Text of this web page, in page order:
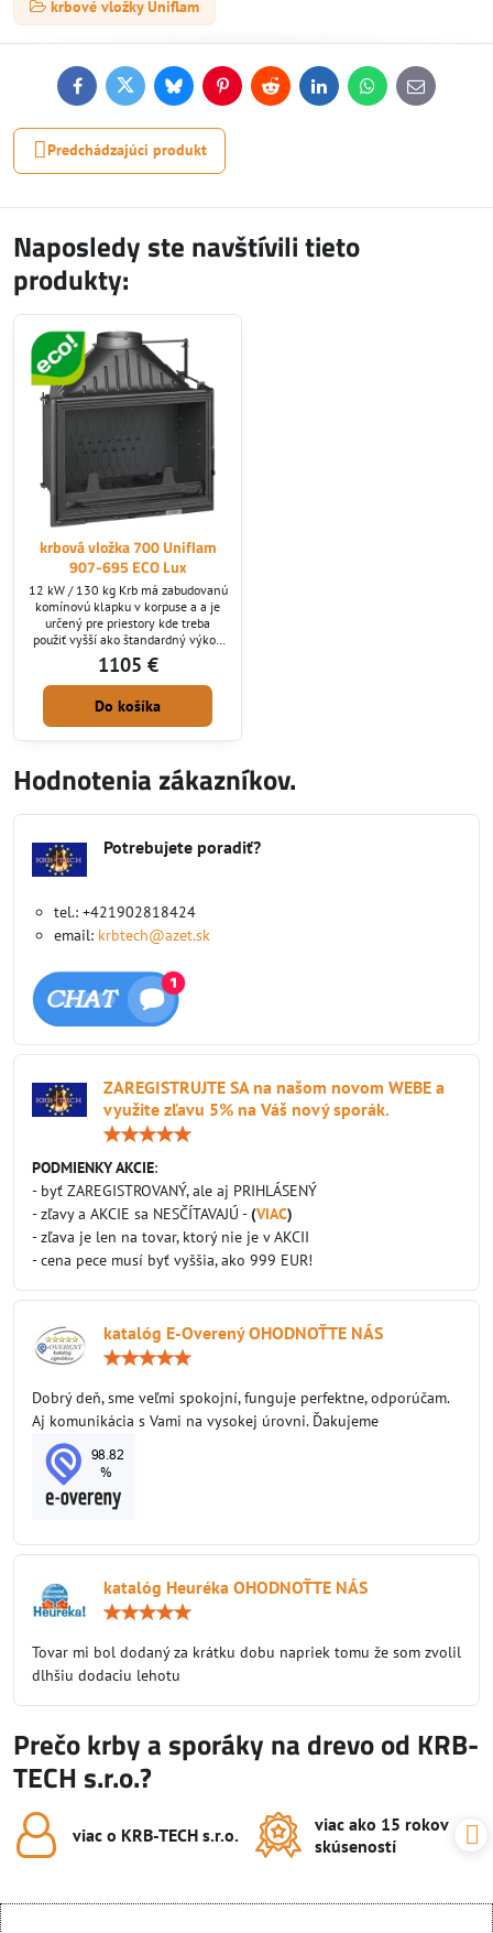
krbové vložky Uniflam
FacebookTwitterBlueskyPinterestReddit LinkedInWhatsApp
E-
mail
Predchádzajúci produkt
Naposledy ste navštívili tieto
produkty:
krbová vložka 700 Uniflam
907-695 ECO Lux
12 kW / 130 kg Krb má zabudovanú
komínovú klapku v korpuse a a je
určený pre priestory kde treba
použiť vyšší ako štandardný výkon
ktorý tomuto krbu dodáva vyvýšený
sopúch. Má čiastočný systém
čistého skla, zdvojenú zadnú stenu,
deflektor. Nasávanie vzduchu je cez
množstvo vzduchu pre horenie,
polohy tohto nasávania.
ekologický...
1105 €
Do košíka
Hodnotenia zákazníkov.
Potrebujete poradiť?
tel.: +421902818424
email: krbtech@azet.sk
ZAREGISTRUJTE SA na našom novom WEBE a
využite zľavu 5% na Váš nový sporák.
PODMIENKY AKCIE:
- byť ZAREGISTROVANÝ, ale aj PRIHLÁSENÝ
- zľavy a AKCIE sa NESČÍTAVAJÚ -(VIAC)
- zľava je len na tovar, ktorý nie je v AKCII
- cena pece musí byť vyššia, ako 999 EUR!
katalóg E-Overený OHODNOŤTE NÁS
5
Dobrý deň, sme veľmi spokojní, funguje perfektne, odporúčam.
Aj komunikácia s Vami na vysokej úrovni. Ďakujeme
katalóg Heuréka OHODNOŤTE NÁS
5
Tovar mi bol dodaný za krátku dobu napriek tomu že som zvolil
dlhšiu dodaciu lehotu
Prečo krby a sporáky na drevo od KRB-
TECH s.r.o.?
viac o KRB-TECH s​.r​.o​.
viac ako 15 rokov
skúseností